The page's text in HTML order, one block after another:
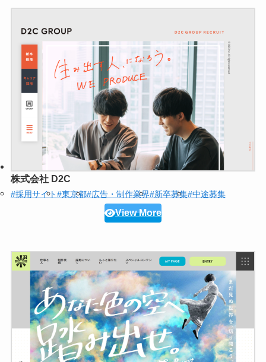
株式会社 D2C
#採用サイト#東京都#広告・制作業界#新卒募集#中途募集
View More